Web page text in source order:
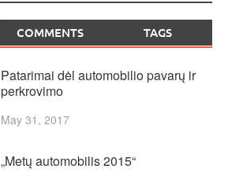
COMMENTS TAGS
Patarimai dėl automobilio pavarų ir
perkrovimo
May 31, 2017
„Metų automobilis 2015“